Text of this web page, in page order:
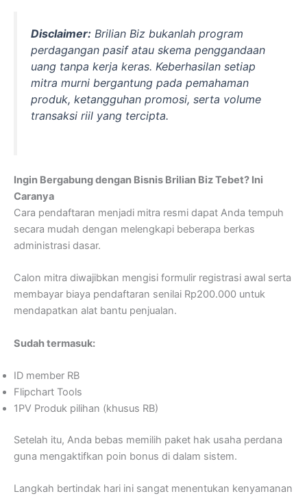
Disclaimer: Brilian Biz bukanlah program
perdagangan pasif atau skema penggandaan
uang tanpa kerja keras. Keberhasilan setiap
mitra murni bergantung pada pemahaman
produk, ketangguhan promosi, serta volume
transaksi riil yang tercipta.
Ingin Bergabung dengan Bisnis Brilian Biz Tebet? Ini
Caranya
Cara pendaftaran menjadi mitra resmi dapat Anda tempuh
secara mudah dengan melengkapi beberapa berkas
administrasi dasar.
Calon mitra diwajibkan mengisi formulir registrasi awal serta
membayar biaya pendaftaran senilai Rp200.000 untuk
mendapatkan alat bantu penjualan.
Sudah termasuk:
ID member RB
Flipchart Tools
1PV Produk pilihan (khusus RB)
Setelah itu, Anda bebas memilih paket hak usaha perdana
guna mengaktifkan poin bonus di dalam sistem.
Langkah bertindak hari ini sangat menentukan kenyamanan